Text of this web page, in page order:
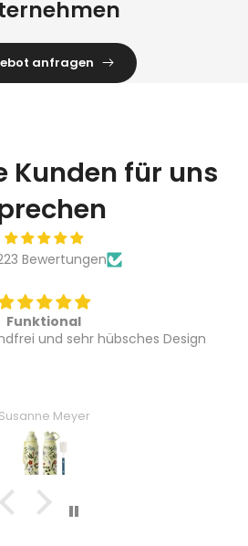
anfragen
Kunden für uns
Bewertungen
Funktional
und sehr hübsches Design
Susanne Meyer